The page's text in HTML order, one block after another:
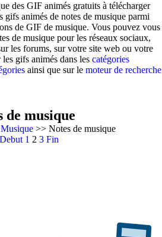
des GIF animés gratuits à télécharger
gifs animés de notes de musique parmi
de GIF de musique. Vous pouvez vous
de musique pour les réseaux sociaux,
les forums, sur votre site web ou votre
gifs animés dans les catégories
ainsi que sur le moteur de recherche
de musique
Musique >> Notes de musique
Debut 1 2 3 Fin